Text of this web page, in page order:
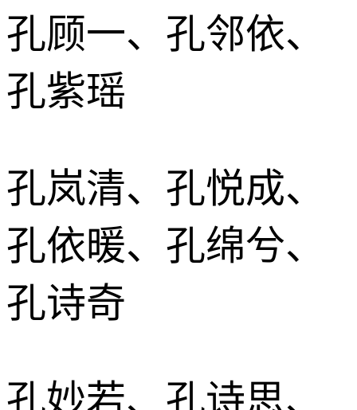
孔顾一、孔邻依、
孔紫瑶
孔岚清、孔悦成、
孔依暖、孔绵兮、
孔诗奇
孔妙若、孔诗思、